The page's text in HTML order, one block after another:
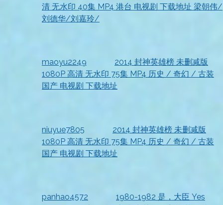
清 无水印 40集 MP4 港台 电视剧 下载地址 梁朝伟/
刘德华/刘嘉玲/
maoyu2249
2014 封神英雄榜 未删减版
1080P 高清 无水印 75集 MP4 历史 / 奇幻 / 古装
国产 电视剧 下载地址
niuyue7805
2014 封神英雄榜 未删减版
1080P 高清 无水印 75集 MP4 历史 / 奇幻 / 古装
国产 电视剧 下载地址
panhao4572
1980-1982 是，大臣 Yes